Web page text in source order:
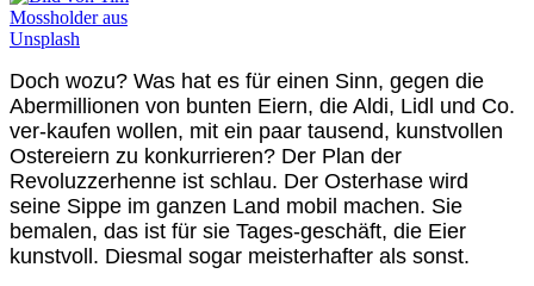
Doch wozu? Was hat es für einen Sinn, gegen die
Abermillionen von bunten Eiern, die Aldi, Lidl und Co.
ver-kaufen wollen, mit ein paar tausend, kunstvollen
Ostereiern zu konkurrieren? Der Plan der
Revoluzzerhenne ist schlau. Der Osterhase wird
seine Sippe im ganzen Land mobil machen. Sie
bemalen, das ist für sie Tages-geschäft, die Eier
kunstvoll. Diesmal sogar meisterhafter als sonst.